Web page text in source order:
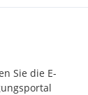
Sie die E-